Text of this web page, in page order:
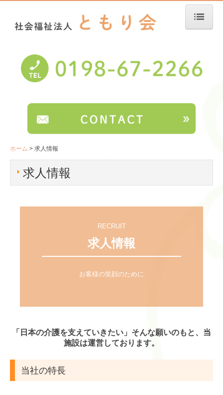
法人概要
みやもり荘
サービス案内
ご利用案内
行事紹介
みやもり荘だより
ご利用案内
みやもり荘スタッフブログ
高舘の園スタッフブログ
求人情報
ホーム 求人情報
求人情報
RECRUIT
求人情報
お客様の笑顔のために
「日本の介護を支えていきたい」そんな願いのもと、当
施設は運営しております。
当社の特長